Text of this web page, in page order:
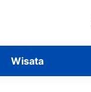
Wisata